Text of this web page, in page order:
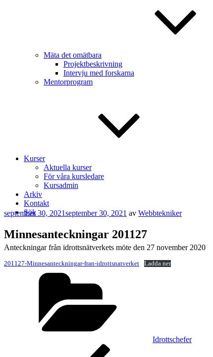
Mäta det omätbara
Projektbeskrivning
Intervju med forskarna
Mentorprogram
Kurser
Aktuella kurser
För våra kursledare
Kursadmin
Arkiv
Kontakt
Sök
Publicerat
september 30, 2021september 30, 2021 av Webbtekniker
Minnesanteckningar 201127
Anteckningar från idrottsnätverkets möte den 27 november 2020
201127-Minnesanteckningar-fran-idrottsnatverket Ladda ner
Idrottschefer
Inläggsnavigering